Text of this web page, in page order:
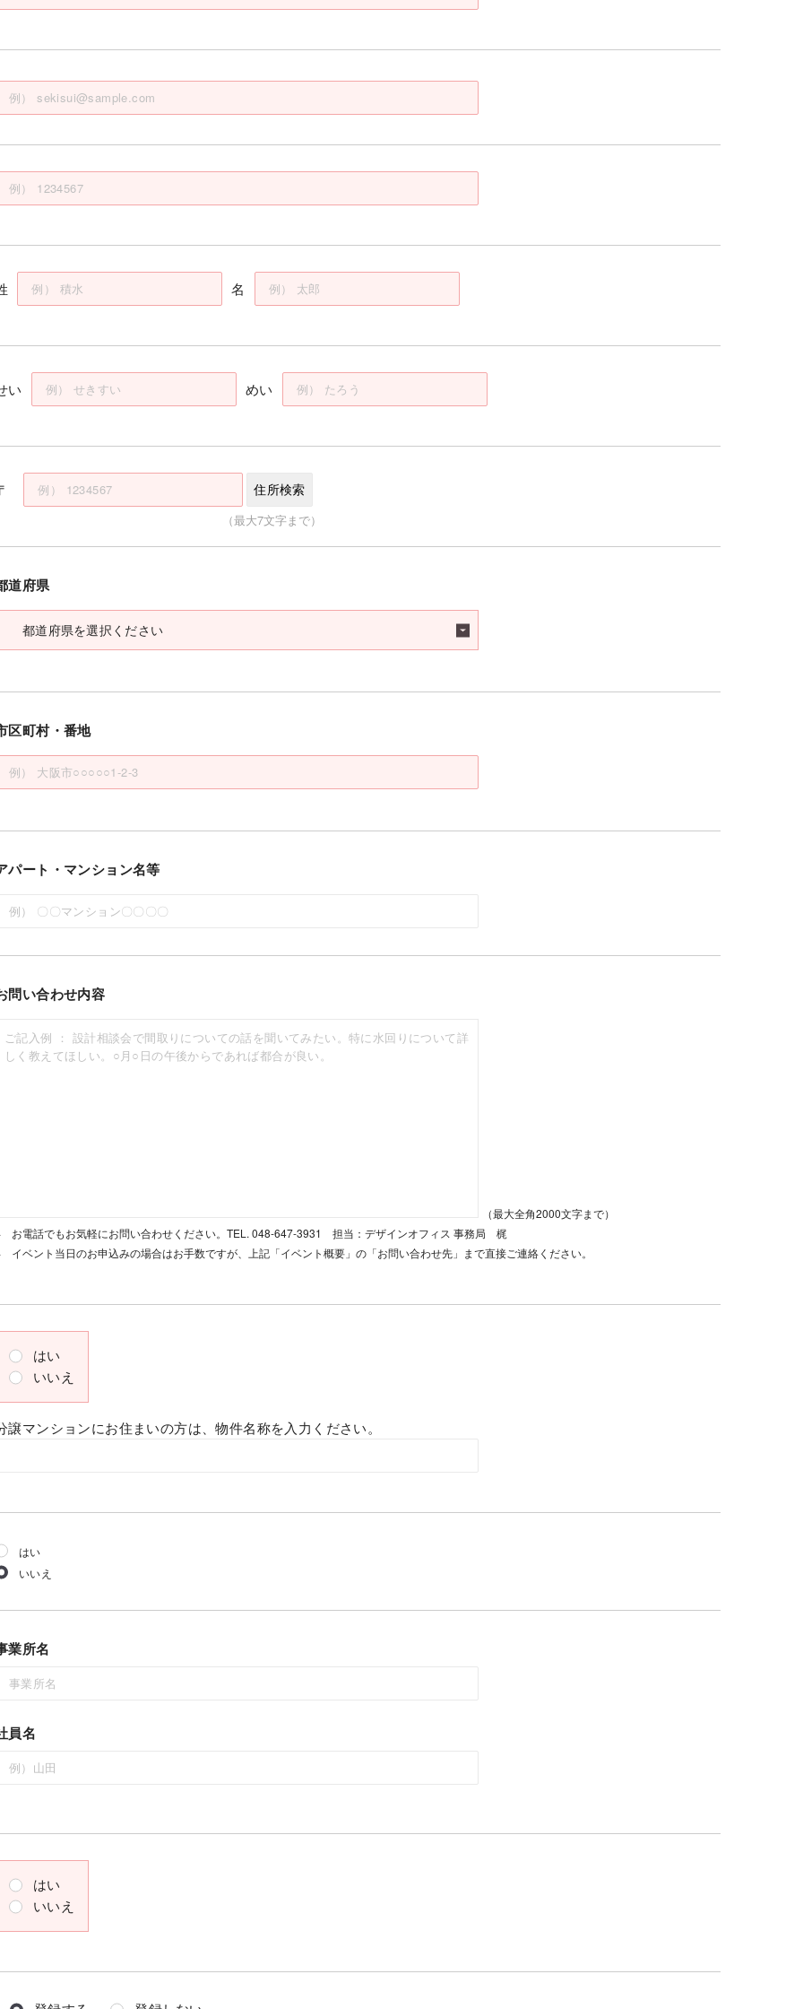
名
い めい
（最大7文字まで）
住所検索
道府県
区町村・番地
パート・マンション名等
問い合わせ内容
（最大全角2000文字まで）
お電話でもお気軽にお問い合わせください。TEL. 048-647-3931 担当：デザインオフィス 事務局 梶
イベント当日のお申込みの場合はお手数ですが、上記「イベント概要」の「お問い合わせ先」まで直接ご連絡ください。
はい
いいえ
譲マンションにお住まいの方は、物件名称を入力ください。
はい
いいえ
業所名
員名
はい
いいえ